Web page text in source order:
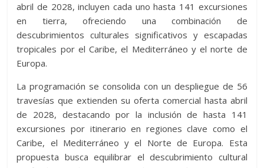
abril de 2028, incluyen cada uno hasta 141 excursiones
en tierra, ofreciendo una combinación de
descubrimientos culturales significativos y escapadas
tropicales por el Caribe, el Mediterráneo y el norte de
Europa.
La programación se consolida con un despliegue de 56
travesías que extienden su oferta comercial hasta abril
de 2028, destacando por la inclusión de hasta 141
excursiones por itinerario en regiones clave como el
Caribe, el Mediterráneo y el Norte de Europa. Esta
propuesta busca equilibrar el descubrimiento cultural